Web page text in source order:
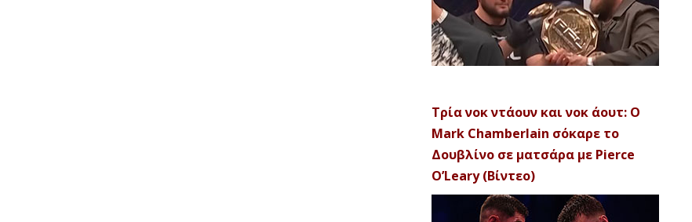
Τρία νοκ ντάουν και νοκ άουτ: Ο
Mark Chamberlain σόκαρε το
Δουβλίνο σε ματσάρα με Pierce
O’Leary (Βίντεο)